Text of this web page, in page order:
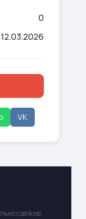
0
12.03.2026
VK
свежие